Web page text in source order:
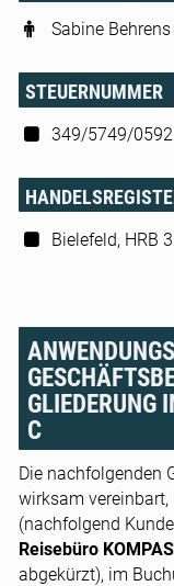
Sabine Behrens
STEUERNUMMER
349/5749/0592
Bielefeld, HRB
GLIEDERUNG
C
Die nachfolgenden
wirksam
(nachfolgend
Reisebüro
abgekürzt), im